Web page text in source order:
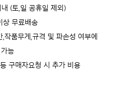
(토,일 공휴일 제외)
상 무료배송
,작품무게,규격 및 파손성 여부에
능
구매자요청 시 추가 비용